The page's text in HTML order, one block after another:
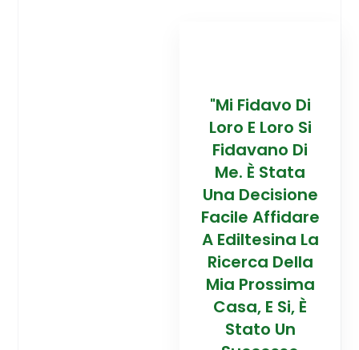
"Mi Fidavo Di
Loro E Loro Si
Fidavano Di
Me. È Stata
Una Decisione
Facile Affidare
A Ediltesina La
Ricerca Della
Mia Prossima
Casa, E Si, È
Stato Un